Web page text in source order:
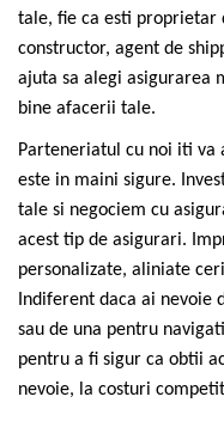
tale, fie ca esti
constructor, agent de
ajuta sa alegi asigurarea
bine afacerii tale.
Parteneriatul cu noi iti va
este in maini sigure.
tale si negociem cu
acest tip de asigurari.
personalizate, aliniate
Indiferent daca ai
sau de una pentru
pentru a fi sigur ca obtii
nevoie, la costuri